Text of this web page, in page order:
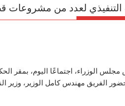
التنفيذي لعدد من مشروعات
الوزراء، اجتماعًا اليوم، بمقر
الفريق مهندس كامل الوزير، وزير